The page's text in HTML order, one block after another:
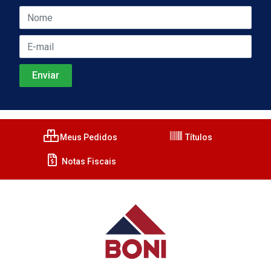
Meus Pedidos Títulos
Notas Fiscais